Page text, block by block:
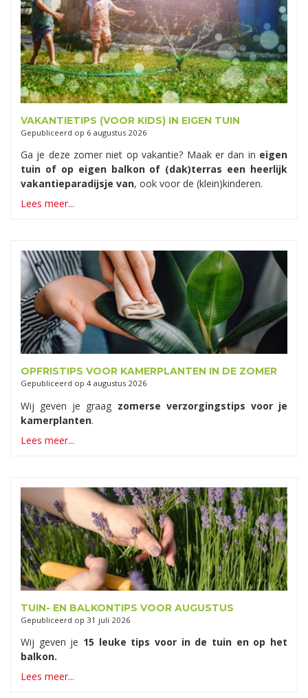
VAKANTIETIPS (VOOR KIDS) IN EIGEN TUIN
Gepubliceerd op 6 augustus 2026
Ga je deze zomer niet op vakantie? Maak er dan in eigen
tuin of op eigen balkon of (dak)terras een heerlijk
vakantieparadijsje van, ook voor de (klein)kinderen.
Lees meer...
OPFRISTIPS VOOR KAMERPLANTEN IN DE ZOMER
Gepubliceerd op 4 augustus 2026
Wij geven je graag zomerse verzorgingstips voor je
kamerplanten.
Lees meer...
TUIN- EN BALKONTIPS VOOR AUGUSTUS
Gepubliceerd op 31 juli 2026
Wij geven je 15 leuke tips voor in de tuin en op het
balkon.
Lees meer...